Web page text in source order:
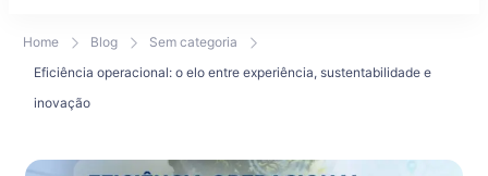
Home Blog
Sem categoria
Eficiência operacional: o elo entre experiência, sustentabilidade e
inovação